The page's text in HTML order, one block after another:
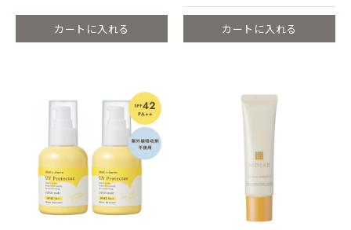
カートに入れる カートに入れる